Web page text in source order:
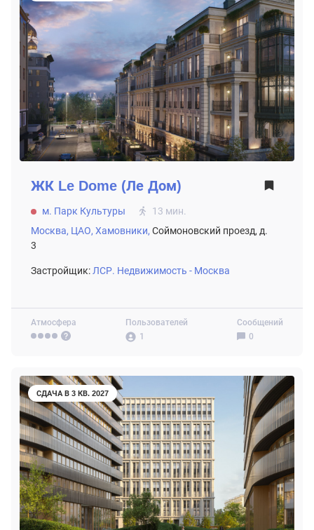
Атмосфера
Пользователей
1
Сообщений
0
ЖК Le Dome (Ле Дом)
м. Парк Культуры
13 мин.
Москва, ЦАО, Хамовники, Соймоновский проезд, д.
3
Застройщик: ЛСР. Недвижимость - Москва
СДАЧА В 3 КВ. 2027